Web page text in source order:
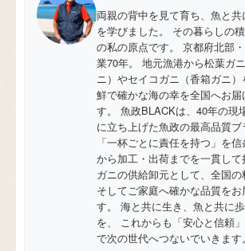
両親の背中を見て育ち、魚と共
を学びました。 その暮らしの
の私の原点です。 京都府北部
業70年。 地元漁港から松葉ガ
ニ）やセイコガニ（香箱ガニ
鮮で確かな海の幸を全国へお届
す。 魚政BLACKは、40年の現
に立ち上げた魚政の最高品質ブ
「一杯ごとに責任を持つ」を
から加工・出荷までを一貫して
ガニの供給卸元として、全国の
そしてご家庭へ確かな品質をお
す。 海と共に生き、魚と共に
を、 これからも「安心と信頼
で次の世代へつないでいきます。